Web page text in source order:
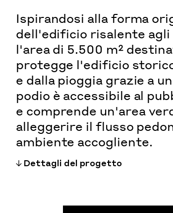
Ispirandosi alla forma
dell'edificio risalente agli
l'area di 5.500 m²
protegge l'edificio
e dalla pioggia grazie a
podio è accessibile al
e comprende un'area
alleggerire il flusso
ambiente accogliente.
Dettagli del progetto